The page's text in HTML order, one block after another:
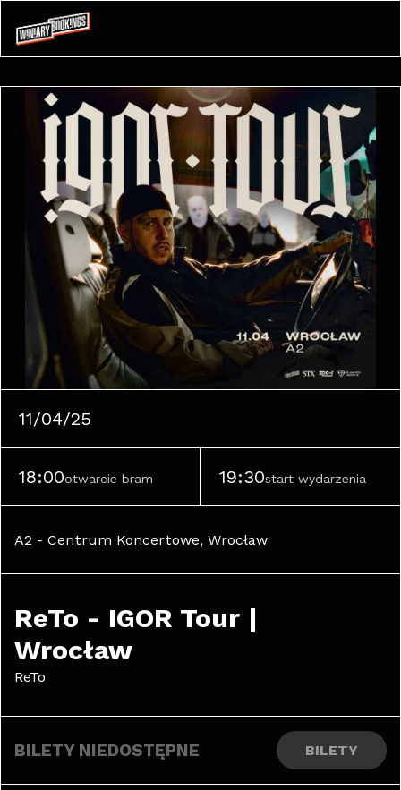
11/04/25
18:00otwarcie bram 19:30start wydarzenia
A2 - Centrum Koncertowe, Wrocław
ReTo - IGOR Tour |
Wrocław
ReTo
BILETY NIEDOSTĘPNE BILETY